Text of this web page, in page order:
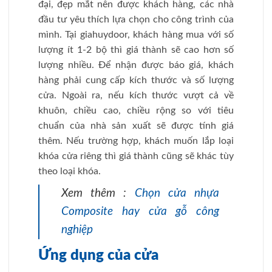
đại, đẹp mắt nên được khách hàng, các nhà
đầu tư yêu thích lựa chọn cho công trình của
mình. Tại giahuydoor, khách hàng mua với số
lượng ít 1-2 bộ thì giá thành sẽ cao hơn số
lượng nhiều. Để nhận được báo giá, khách
hàng phải cung cấp kích thước và số lượng
cửa. Ngoài ra, nếu kích thước vượt cả về
khuôn, chiều cao, chiều rộng so với tiêu
chuẩn của nhà sản xuất sẽ được tính giá
thêm. Nếu trường hợp, khách muốn lắp loại
khóa cửa riêng thì giá thành cũng sẽ khác tùy
theo loại khóa.
Xem thêm : Chọn cửa nhựa
Composite hay cửa gỗ công
nghiệp
Ứng dụng của cửa